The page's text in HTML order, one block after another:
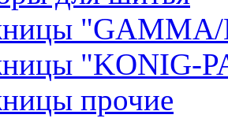
"GAMMA/
"KONIG-
прочие